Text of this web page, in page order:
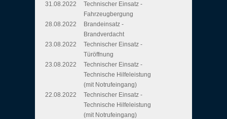
31.08.2022
Technischer Einsatz -
Fahrzeugbergung
28.08.2022
Brandeinsatz -
Brandverdacht
23.08.2022
Technischer Einsatz -
Türöffnung
23.08.2022
Technischer Einsatz -
Technische Hilfeleistung
(mit Notrufeingang)
22.08.2022
Technischer Einsatz -
Technische Hilfeleistung
(mit Notrufeingang)